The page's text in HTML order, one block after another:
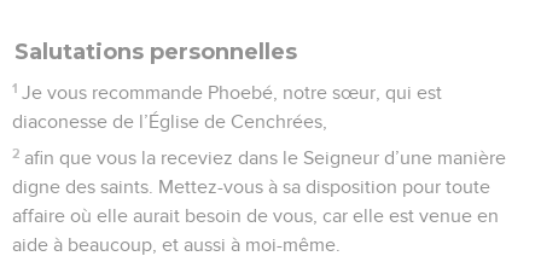
Salutations personnelles
1 Je vous recommande Phoebé, notre sœur, qui est
diaconesse de l’Église de Cenchrées,
2 afin que vous la receviez dans le Seigneur d’une manière
digne des saints. Mettez-vous à sa disposition pour toute
affaire où elle aurait besoin de vous, car elle est venue en
aide à beaucoup, et aussi à moi-même.